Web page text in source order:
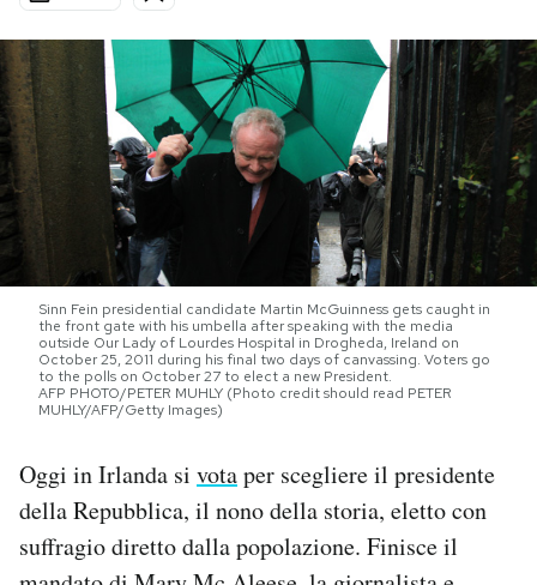
Economia
Sport
Mondiali calcio 2026
PODCAST
NEWSLETTER
I MIEI PREFERITI
SHOP
CALENDARIO
AREA PERSONALE
Sinn Fein presidential candidate Martin McGuinness gets caught in
the front gate with his umbella after speaking with the media
outside Our Lady of Lourdes Hospital in Drogheda, Ireland on
October 25, 2011 during his final two days of canvassing. Voters go
to the polls on October 27 to elect a new President.
AFP PHOTO/PETER MUHLY (Photo credit should read PETER
MUHLY/AFP/Getty Images)
Oggi in Irlanda si votaper scegliere il presidente
della Repubblica, il nono della storia, eletto con
suffragio diretto dalla popolazione. Finisce il